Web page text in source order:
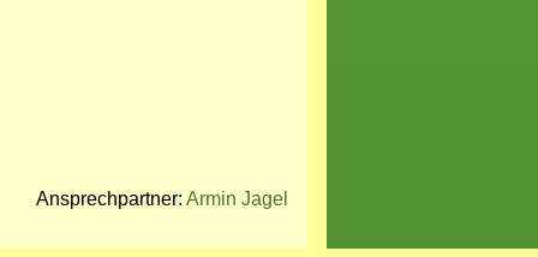
Ansprechpartner: Armin Jagel